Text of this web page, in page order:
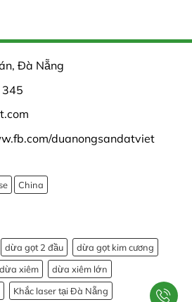
Đà Nẵng
duanongsandatviet
China
dừa gọt 2 đầu
dừa gọt kim cương
dừa xiêm
dừa xiêm lớn
Khắc laser tại Đà Nẵng